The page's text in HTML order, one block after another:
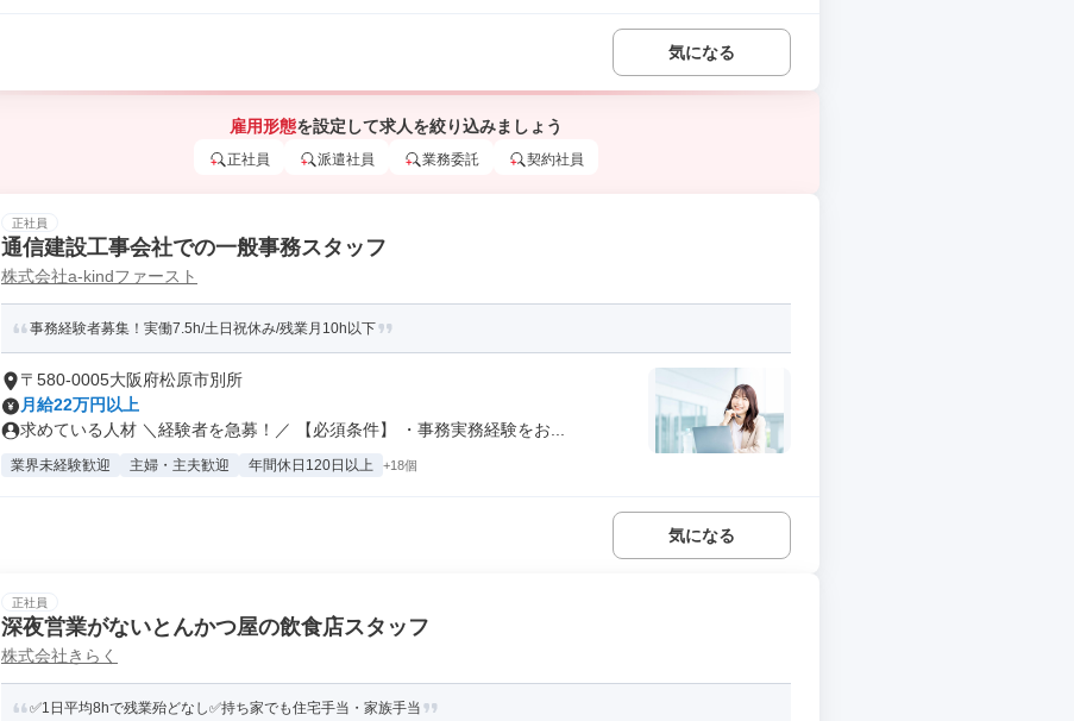
気になる
雇用形態を設定して求人を絞り込みましょう
正社員 派遣社員 業務委託 契約社員
正社員
通信建設工事会社での一般事務スタッフ
株式会社a-kindファースト
事務経験者募集！実働7.5h/土日祝休み/残業月10h以下
〒580-0005大阪府松原市別所
月給22万円以上
求めている人材 ＼経験者を急募！／ 【必須条件】 ・事務実務経験をお...
業界未経験歓迎 主婦・主夫歓迎 年間休日120日以上 +18個
気になる
正社員
深夜営業がないとんかつ屋の飲食店スタッフ
株式会社きらく
✅1日平均8hで残業殆どなし✅持ち家でも住宅手当・家族手当